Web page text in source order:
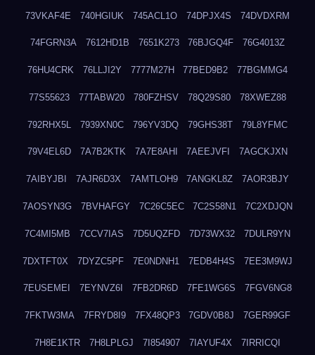
73VKAF4E 740HGIUK 745ACL1O 74DPJX4S 74DVDXRM
74FGRN3A 7612HD1B 7651K273 76BJGQ4F 76G4013Z
76HU4CRK 76LLJI2Y 7777M27H 77BED9B2 77BGMMG4
77S55623 77TABW20 780FZHSV 78Q29S80 78XWEZ88
792RHX5L 7939XN0C 796YV3DQ 79GHS38T 79L8YFMC
79V4EL6D 7A7B2KTK 7A7E8AHI 7AEEJVFI 7AGCKJXN
7AIBYJBI 7AJR6D3X 7AMTLOH9 7ANGKL8Z 7AOR3BJY
7AOSYN3G 7BVHAFGY 7C26C5EC 7C2S58N1 7C2XDJQN
7C4MI5MB 7CCV7IAS 7D5UQZFD 7D73WX32 7DULR9YN
7DXTFT0X 7DYZC5PF 7E0NDNH1 7EDB4H4S 7EE3M9WJ
7EUSEMEI 7EYNVZ6I 7FB2DR6D 7FE1WG6S 7FGV6NG8
7FKTW3MA 7FRYD8I9 7FX48QP3 7GDV0B8J 7GER99GF
7H8E1KTR 7H8LPLGJ 7I854907 7IAYUF4X 7IRRICQI